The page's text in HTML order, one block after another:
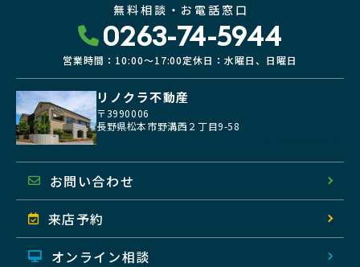
無料相談・お電話窓口
0263-74-5944
営業時間：10:00〜17:00定休日：水曜日、日曜日
リノクラ不動産
〒3990006
長野県松本市野溝西２丁目9-58
お問い合わせ
来店予約
オンライン相談